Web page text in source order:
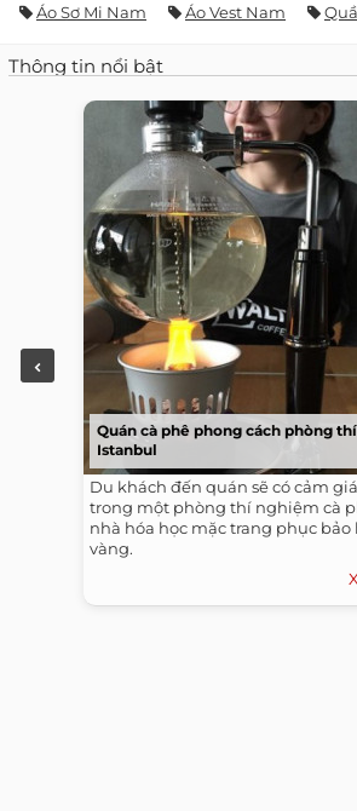
Áo Sơ Mi Nam Áo Vest Nam
Thông tin nổi bật
Quán cà phê phong cách phòng
Istanbul
Du khách đến quán sẽ có cảm
trong một phòng thí nghiệm cà
nhà hóa học mặc trang phục bảo
vàng.